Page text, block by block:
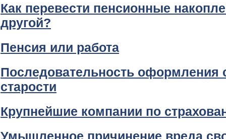
Как перевести пенсионные
другой?
Пенсия или работа
Последовательность оформления
старости
Крупнейшие компании по
Умышленное причинение вреда